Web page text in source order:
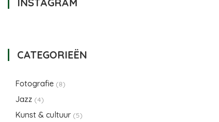
CATEGORIEËN
Fotografie (8)
Jazz (4)
Kunst & cultuur (5)